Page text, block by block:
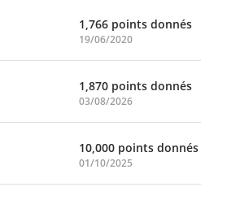
1,766 points donnés
19/06/2020
1,870 points donnés
03/08/2026
10,000 points donnés
01/10/2025